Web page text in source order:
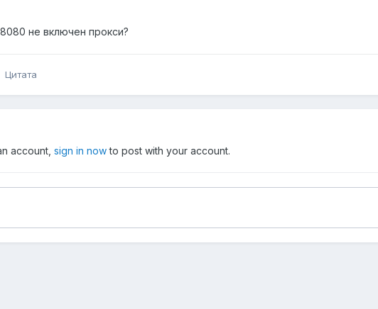
не включен прокси?
Цитата
account, sign in nowto post with your account.